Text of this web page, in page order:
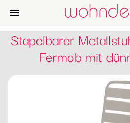

Stapelbarer
Fermob mit